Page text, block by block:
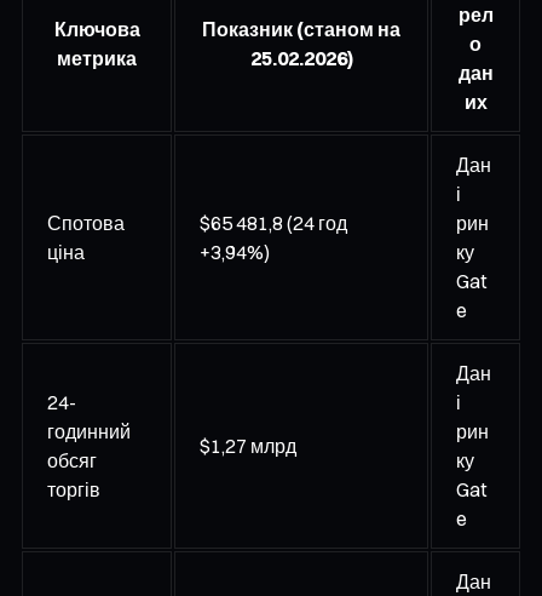
Ключова
метрика
Показник (станом на
25.02.2026)
рел
о
дан
их
Спотова
ціна
$65 481,8 (24 год
+3,94%)
Дан
і
рин
ку
Gat
e
24-
годинний
обсяг
торгів
$1,27 млрд
Дан
і
рин
ку
Gat
e
Дан